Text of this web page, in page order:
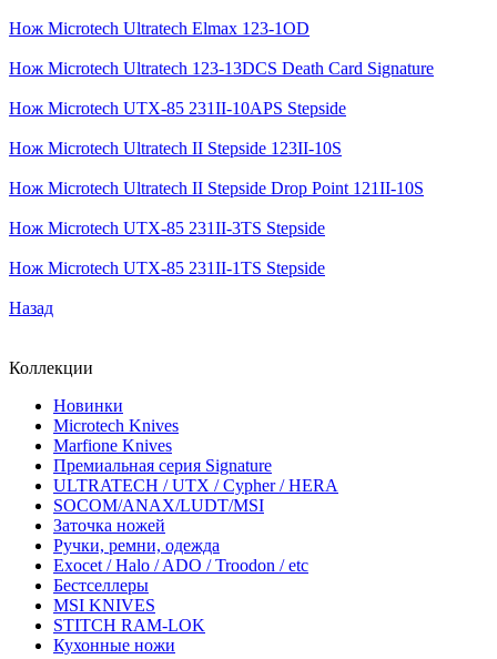
Нож Microtech Ultratech Elmax 123-1OD
Нож Microtech Ultratech 123-13DCS Death Card Signature
Нож Microtech UTX-85 231II-10APS Stepside
Нож Microtech Ultratech II Stepside 123II-10S
Нож Microtech Ultratech II Stepside Drop Point 121II-10S
Нож Microtech UTX-85 231II-3TS Stepside
Нож Microtech UTX-85 231II-1TS Stepside
Назад
Коллекции
Новинки
Microtech Knives
Marfione Knives
Премиальная серия Signature
ULTRATECH / UTX / Cypher / HERA
SOCOM/ANAX/LUDT/MSI
Заточка ножей
Ручки, ремни, одежда
Exocet / Halo / ADO / Troodon / etc
Бестселлеры
MSI KNIVES
STITCH RAM-LOK
Кухонные ножи